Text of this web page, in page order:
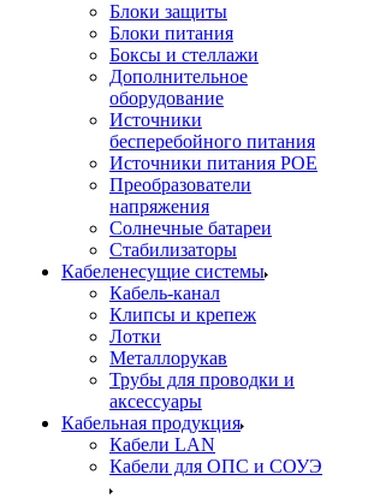
Блоки защиты
Блоки питания
Боксы и стеллажи
Дополнительное
оборудование
Источники
бесперебойного питания
Источники питания POE
Преобразователи
напряжения
Солнечные батареи
Стабилизаторы
Кабеленесущие системы
Кабель-канал
Клипсы и крепеж
Лотки
Металлорукав
Трубы для проводки и
аксессуары
Кабельная продукция
Кабели LAN
Кабели для ОПС и СОУЭ